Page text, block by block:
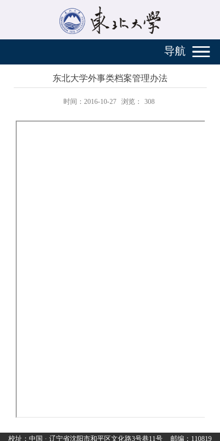
导航
东北大学外事类档案管理办法
时间：2016-10-27 浏览： 308
校址：中国 · 辽宁省沈阳市和平区文化路3号巷11号 邮编：110819